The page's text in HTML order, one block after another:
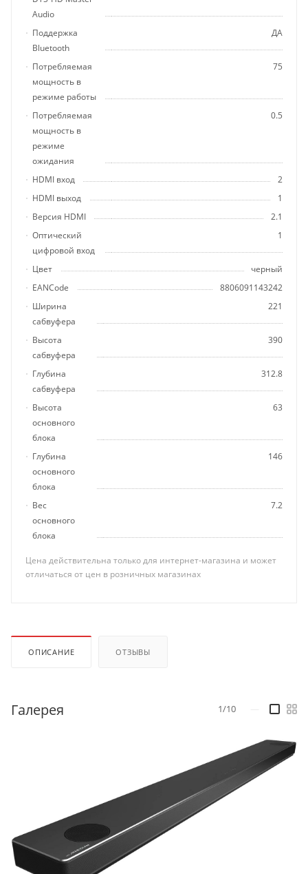
Audio
Поддержка
Bluetooth
ДА
Потребляемая
мощность в
режиме работы
75
Потребляемая
мощность в
режиме
ожидания
0.5
HDMI вход
2
HDMI выход
1
Версия HDMI
2.1
Оптический
цифровой вход
1
Цвет
черный
EANCode
8806091143242
Ширина
сабвуфера
221
Высота
сабвуфера
390
Глубина
сабвуфера
312.8
Высота
основного
блока
63
Глубина
основного
блока
146
Вес
основного
блока
7.2
Цена действительна только для интернет-магазина и может
отличаться от цен в розничных магазинах
ОПИСАНИЕ ОТЗЫВЫ
Галерея 1/10